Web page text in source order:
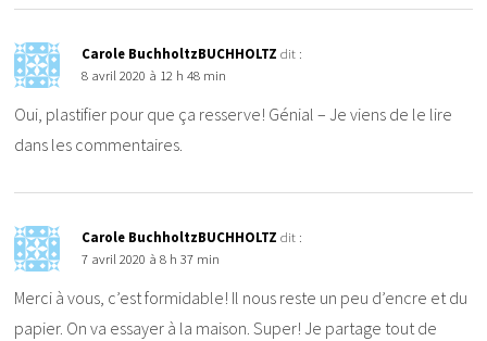
Carole BuchholtzBUCHHOLTZ dit :
8 avril 2020 à 12 h 48 min
Oui, plastifier pour que ça resserve! Génial – Je viens de le lire
dans les commentaires.
Carole BuchholtzBUCHHOLTZ dit :
7 avril 2020 à 8 h 37 min
Merci à vous, c’est formidable! Il nous reste un peu d’encre et du
papier. On va essayer à la maison. Super! Je partage tout de